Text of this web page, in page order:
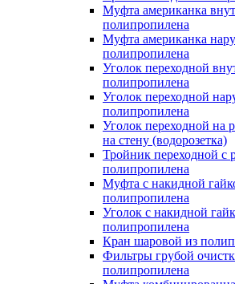
Муфта американка
полипропилена
Муфта американка
полипропилена
Уголок переходной
полипропилена
Уголок переходной
полипропилена
Уголок переходной на
на стену (водорозетка)
Тройник переходной с
полипропилена
Муфта с накидной
полипропилена
Уголок с накидной
полипропилена
Кран шаровой из
Фильтры грубой
полипропилена